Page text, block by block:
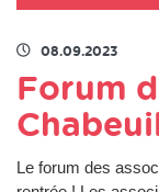
08.09.2023
Forum
Le forum des